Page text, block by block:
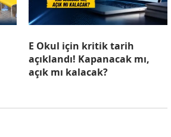
E Okul için kritik tarih
açıklandı! Kapanacak mı,
açık mı kalacak?